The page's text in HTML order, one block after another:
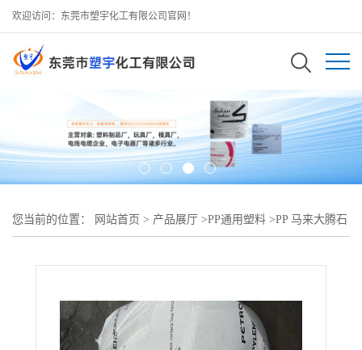
欢迎访问：东莞市塑宇化工有限公司官网！
您当前的位置： 网站首页 > 产品展厅 >PP通用塑料 >PP 马来大腾石